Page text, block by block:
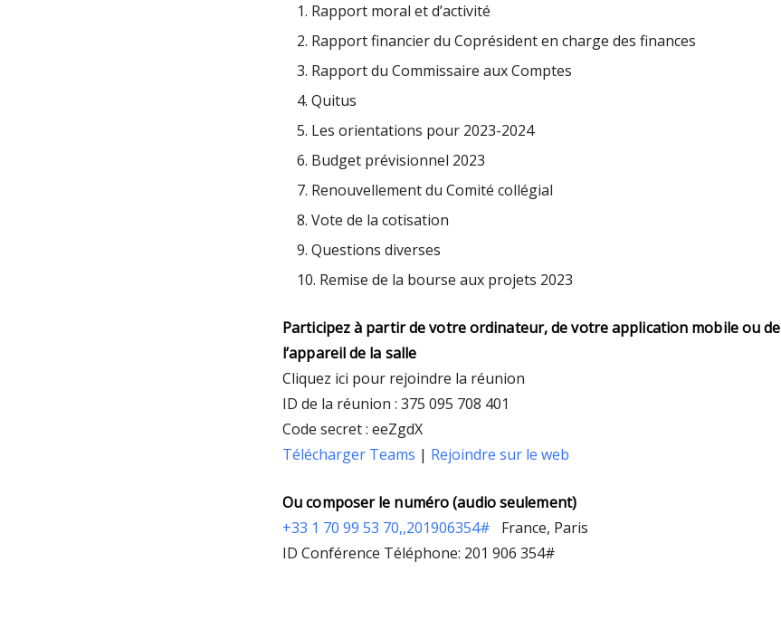
Rapport moral et d’activité
Rapport financier du Coprésident en charge des finances
Rapport du Commissaire aux Comptes
Quitus
Les orientations pour 2023-2024
Budget prévisionnel 2023
Renouvellement du Comité collégial
Vote de la cotisation
Questions diverses
Remise de la bourse aux projets 2023
Participez à partir de votre ordinateur, de votre application mobile ou de
l’appareil de la salle
Cliquez ici pour rejoindre la réunion
ID de la réunion : 375 095 708 401
Code secret : eeZgdX
Télécharger Teams | Rejoindre sur le web
Ou composer le numéro (audio seulement)
+33 1 70 99 53 70,,201906354#
France, Paris
ID Conférence Téléphone: 201 906 354#